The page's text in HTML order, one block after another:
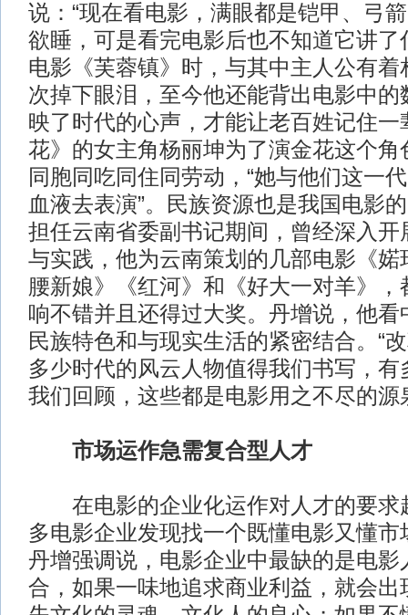
说：“现在看电影，满眼都是铠甲、弓
欲睡，可是看完电影后也不知道它讲了
电影《芙蓉镇》时，与其中主人公有着
次掉下眼泪，至今他还能背出电影中的
映了时代的心声，才能让老百姓记住一
花》的女主角杨丽坤为了演金花这个角
同胞同吃同住同劳动，“她与他们这一
血液去表演”。民族资源也是我国电影
担任云南省委副书记期间，曾经深入开
与实践，他为云南策划的几部电影《婼
腰新娘》《红河》和《好大一对羊》
响不错并且还得过大奖。丹增说，他看
民族特色和与现实生活的紧密结合。“
多少时代的风云人物值得我们书写，
我们回顾，这些都是电影用之不尽的源
市场运作急需复合型人才
在电影的企业化运作对人才的要求
多电影企业发现找一个既懂电影又懂
丹增强调说，电影企业中最缺的是电影
合，如果一味地追求商业利益，就会出